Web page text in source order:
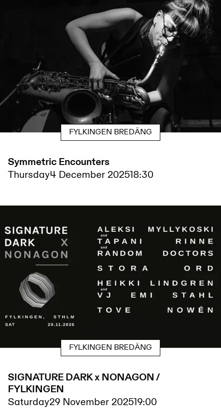
FYLKINGEN BREDÄNG
Symmetric Encounters
Thursday4 December 202518:30
FYLKINGEN BREDÄNG
SIGNATURE DARK x NONAGON /
FYLKINGEN
Saturday29 November 202519:00